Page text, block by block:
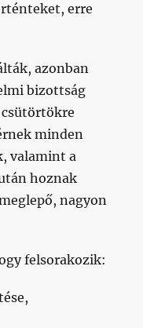
erre
azonban
bizottság
minden
valamint a
hoznak
nagyon
felsorakozik: